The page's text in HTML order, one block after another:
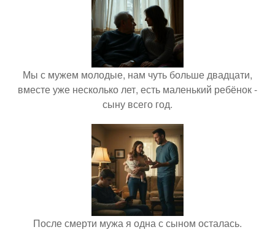
Мы с мужем молодые, нам чуть больше двадцати,
вместе уже несколько лет, есть маленький ребёнок -
сыну всего год.
После смерти мужа я одна с сыном осталась.